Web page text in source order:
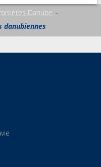
Danube
danubiennes